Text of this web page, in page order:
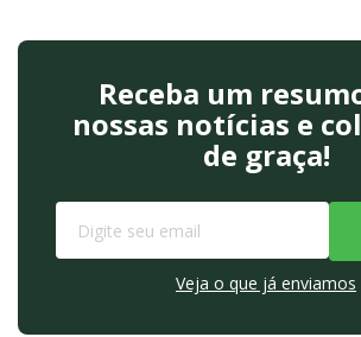
Receba um
nossas notícias e
de graça!
Veja o que já enviamos